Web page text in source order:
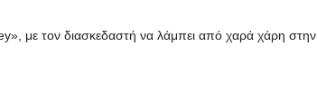
με τον διασκεδαστή να λάμπει από χαρά χάρη στην